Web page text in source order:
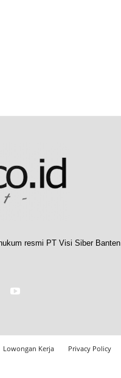
resmi PT Visi Siber Banten
Lowongan Kerja Privacy Policy